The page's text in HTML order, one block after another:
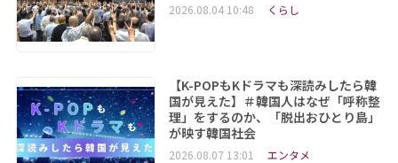
2026.08.04 10:48 くらし
【K-POPもKドラマも深読みしたら韓
国が見えた】＃韓国人はなぜ「呼称整
理」をするのか、「脱出おひとり島」
が映す韓国社会
2026.08.07 13:01 エンタメ